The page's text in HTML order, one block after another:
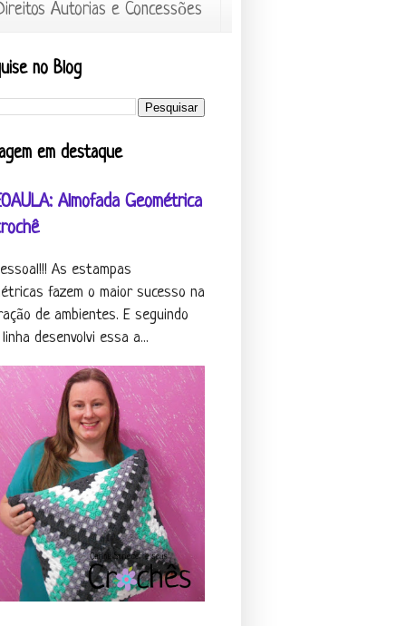
Autorias e Concessões
no Blog
em destaque
Almofada Geométrica
As estampas
fazem o maior sucesso na
de ambientes. E seguindo
desenvolvi essa a...